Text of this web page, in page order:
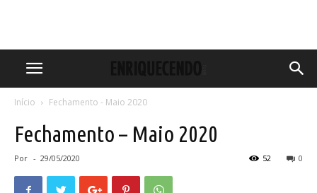
Início Fechamento - Maio 2020
Fechamento – Maio 2020
Por - 29/05/2020 0
52